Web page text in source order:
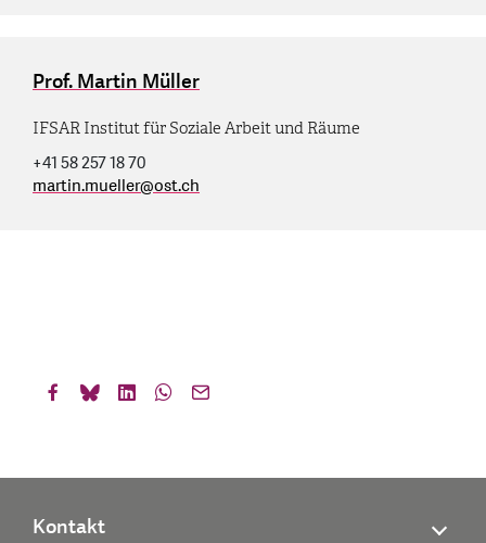
Prof. Martin Müller
IFSAR Institut für Soziale Arbeit und Räume
+41 58 257 18 70
martin.mueller@ost.ch
Kontakt